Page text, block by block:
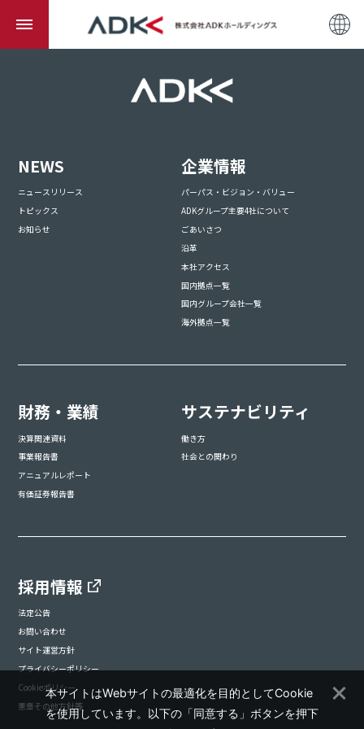
NEWS
ニュースリリース
トピックス
お知らせ
企業情報
パーパス・ビジョン・バリュー
ADKグループ主要4社について
ごあいさつ
沿革
本社アクセス
国内拠点一覧
国内グループ会社一覧
海外拠点一覧
財務・業績
決算関連資料
事業報告書
アニュアルレポート
有価証券報告書
サステナビリティ
働き方
社会との関わり
採用情報
法定公告
お問い合わせ
サイト運営方針
プライバシーポリシー
Cookieポリシー
憲章その他方針等
本サイトはWebサイトの最適化を目的としてCookie
を使用しています。以下の「同意する」ボタンを押下